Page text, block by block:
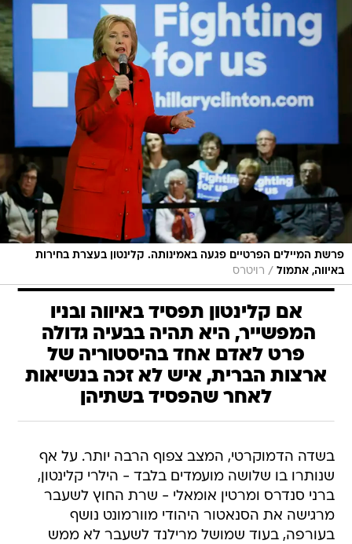
פרשת המיילים הפרטיים פגעה באמינותה. קלינטון בעצרת בחירות
באיווה, אתמול / רויטרס
אם קלינטון תפסיד באיווה ובניו
המפשייר, היא תהיה בבעיה גדולה 
פרט לאדם אחד בהיסטוריה של
ארצות הברית, איש לא זכה בנשיאות
לאחר שהפסיד בשתיהן
בשדה הדמוקרטי, המצב צפוף הרבה יותר. על אף
שנותרו בו שלושה מועמדים בלבד - הילרי קלינטון,
ברני סנדרס ומרטין אומאלי - שרת החוץ לשעבר
מרגישה את הסנאטור היהודי מוורמונט נושף
בעורפה, בעוד שמושל מרילנד לשעבר לא ממש